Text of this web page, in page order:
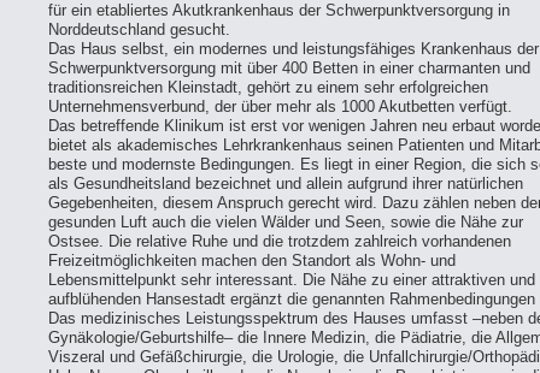
für ein etabliertes Akutkrankenhaus der Schwerpunktversorgung in
Norddeutschland gesucht.
Das Haus selbst, ein modernes und leistungsfähiges Krankenhaus der
Schwerpunktversorgung mit über 400 Betten in einer charmanten und
traditionsreichen Kleinstadt, gehört zu einem sehr erfolgreichen
Unternehmensverbund, der über mehr als 1000 Akutbetten verfügt.
Das betreffende Klinikum ist erst vor wenigen Jahren neu erbaut
bietet als akademisches Lehrkrankenhaus seinen Patienten und
beste und modernste Bedingungen. Es liegt in einer Region, die sich
als Gesundheitsland bezeichnet und allein aufgrund ihrer natürlichen
Gegebenheiten, diesem Anspruch gerecht wird. Dazu zählen neben
gesunden Luft auch die vielen Wälder und Seen, sowie die Nähe zur
Ostsee. Die relative Ruhe und die trotzdem zahlreich vorhandenen
Freizeitmöglichkeiten machen den Standort als Wohn- und
Lebensmittelpunkt sehr interessant. Die Nähe zu einer attraktiven und
aufblühenden Hansestadt ergänzt die genannten Rahmenbedingungen
Das medizinisches Leistungsspektrum des Hauses umfasst –neben
Gynäkologie/Geburtshilfe– die Innere Medizin, die Pädiatrie, die
Viszeral und Gefäßchirurgie, die Urologie, die Unfallchirurgie/